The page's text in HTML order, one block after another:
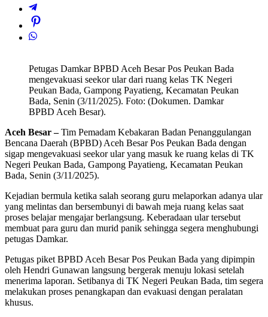
Petugas Damkar BPBD Aceh Besar Pos Peukan Bada
mengevakuasi seekor ular dari ruang kelas TK Negeri
Peukan Bada, Gampong Payatieng, Kecamatan Peukan
Bada, Senin (3/11/2025). Foto: (Dokumen. Damkar
BPBD Aceh Besar).
Aceh Besar –Tim Pemadam Kebakaran Badan Penanggulangan
Bencana Daerah (BPBD) Aceh Besar Pos Peukan Bada dengan
sigap mengevakuasi seekor ular yang masuk ke ruang kelas di TK
Negeri Peukan Bada, Gampong Payatieng, Kecamatan Peukan
Bada, Senin (3/11/2025).
Kejadian bermula ketika salah seorang guru melaporkan adanya ular
yang melintas dan bersembunyi di bawah meja ruang kelas saat
proses belajar mengajar berlangsung. Keberadaan ular tersebut
membuat para guru dan murid panik sehingga segera menghubungi
petugas Damkar.
Petugas piket BPBD Aceh Besar Pos Peukan Bada yang dipimpin
oleh Hendri Gunawan langsung bergerak menuju lokasi setelah
menerima laporan. Setibanya di TK Negeri Peukan Bada, tim segera
melakukan proses penangkapan dan evakuasi dengan peralatan
khusus.